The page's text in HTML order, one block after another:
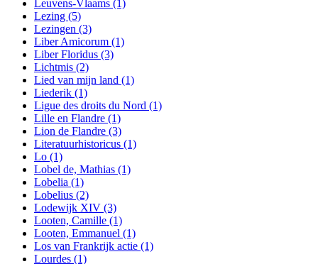
Leuvens-Vlaams (1)
Lezing (5)
Lezingen (3)
Liber Amicorum (1)
Liber Floridus (3)
Lichtmis (2)
Lied van mijn land (1)
Liederik (1)
Ligue des droits du Nord (1)
Lille en Flandre (1)
Lion de Flandre (3)
Literatuurhistoricus (1)
Lo (1)
Lobel de, Mathias (1)
Lobelia (1)
Lobelius (2)
Lodewijk XIV (3)
Looten, Camille (1)
Looten, Emmanuel (1)
Los van Frankrijk actie (1)
Lourdes (1)